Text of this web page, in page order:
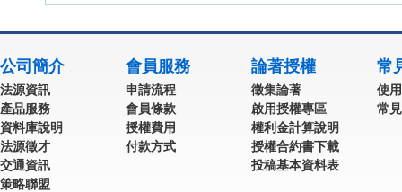
公司簡介
法源資訊
產品服務
資料庫說明
法源徵才
交通資訊
策略聯盟
會員服務
申請流程
會員條款
授權費用
付款方式
論著授權
徵集論著
啟用授權專區
權利金計算說明
授權合約書下載
投稿基本資料表
常
使
常